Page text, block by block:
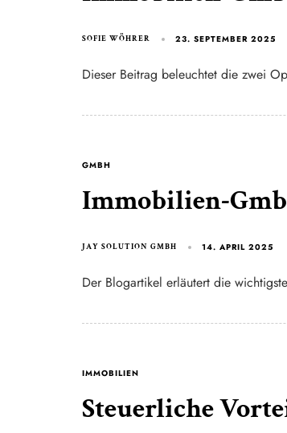
SOFIE WÖHRER 23. SEPTEMBER 2025
Dieser Beitrag beleuchtet die zwei
GMBH
Immobilien-
JAY SOLUTION GMBH 14. APRIL 2025
Der Blogartikel erläutert die
IMMOBILIEN
Steuerliche